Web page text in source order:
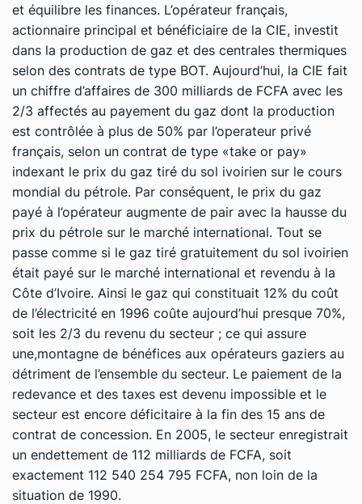
et équilibre les finances. L’opérateur français,
actionnaire principal et bénéficiaire de la CIE, investit
dans la production de gaz et des centrales thermiques
selon des contrats de type BOT. Aujourd’hui, la CIE fait
un chiffre d’affaires de 300 milliards de FCFA avec les
2/3 affectés au payement du gaz dont la production
est contrôlée à plus de 50% par l’operateur privé
français, selon un contrat de type «take or pay»
indexant le prix du gaz tiré du sol ivoirien sur le cours
mondial du pétrole. Par conséquent, le prix du gaz
payé à l’opérateur augmente de pair avec la hausse du
prix du pétrole sur le marché international. Tout se
passe comme si le gaz tiré gratuitement du sol ivoirien
était payé sur le marché international et revendu à la
Côte d’Ivoire. Ainsi le gaz qui constituait 12% du coût
de l’électricité en 1996 coûte aujourd’hui presque 70%,
soit les 2/3 du revenu du secteur ; ce qui assure
une,montagne de bénéfices aux opérateurs gaziers au
détriment de l’ensemble du secteur. Le paiement de la
redevance et des taxes est devenu impossible et le
secteur est encore déficitaire à la fin des 15 ans de
contrat de concession. En 2005, le secteur enregistrait
un endettement de 112 milliards de FCFA, soit
exactement 112 540 254 795 FCFA, non loin de la
situation de 1990.